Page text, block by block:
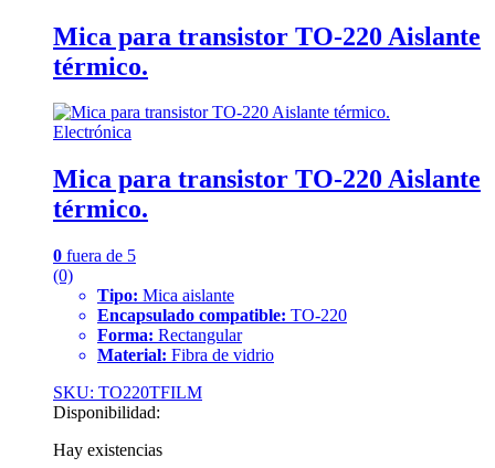
Mica para transistor TO-220 Aislante
térmico.
Electrónica
Mica para transistor TO-220 Aislante
térmico.
0 fuera de 5
(0)
Tipo: Mica aislante
Encapsulado compatible: TO-220
Forma: Rectangular
Material: Fibra de vidrio
SKU: TO220TFILM
Disponibilidad:
Hay existencias